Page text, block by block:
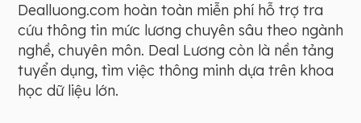
Dealluong.com hoàn toàn miễn phí hỗ trợ tra
cứu thông tin mức lương chuyên sâu theo ngành
nghề, chuyên môn. Deal Lương còn là nền tảng
tuyển dụng, tìm việc thông minh dựa trên khoa
học dữ liệu lớn.